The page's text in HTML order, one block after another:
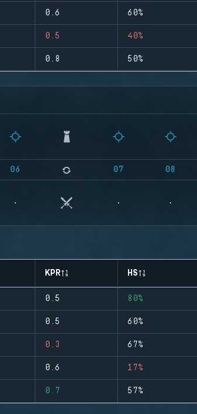
0.6 60%
0.5 40%
0.8 50%
06 07 08
KPR HS
0.5 80%
0.5 60%
0.3 67%
0.6 17%
0.7 57%